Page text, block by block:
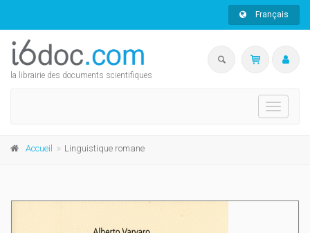
Français
la librairie des documents scientifiques
Toggle
Accueil Linguistique romane